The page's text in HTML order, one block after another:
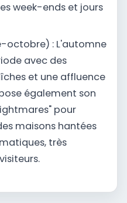
week-ends et jours
octobre) : L'automne
avec des
et une affluence
également son
pour
maisons hantées
très